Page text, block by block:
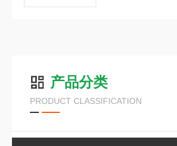
产品分类
PRODUCT CLASSIFICATION